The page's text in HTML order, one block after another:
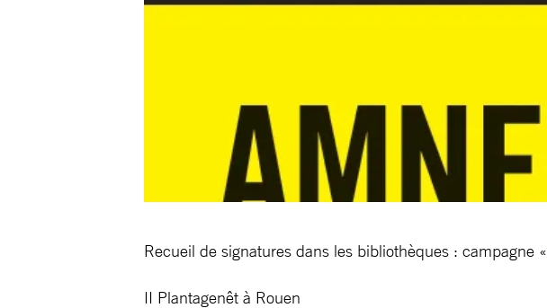
Recueil de signatures dans les bibliothèques : campagne «
II Plantagenêt à Rouen